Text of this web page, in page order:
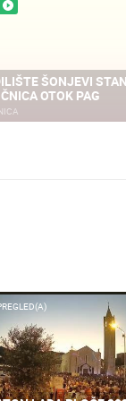
ŠONJEVI
OTOK PAG